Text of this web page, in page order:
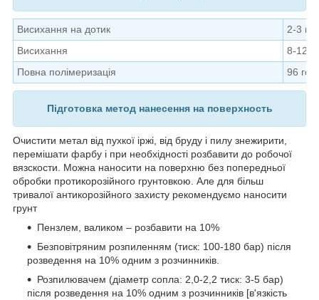
Висихання на дотик
2-3
Висихання
8-12
Повна полімеризація
96
Підготовка метод нанесення на поверхность
Очистити метал від пухкої іржі, від бруду і пилу знежирити,
перемішати фарбу і при необхідності розбавити до робочої
вязскости. Можна наносити на поверхню без попередньої
обробки протикорозійного грунтовкою. Але для більш
тривалої антикорозійного захисту рекомендуємо наносити
грунт
Пензлем, валиком – розбавити на 10%
Безповітряним розпиленням (тиск: 100-180 бар) після
розведення на 10% одним з розчинників.
Розпилювачем (діаметр сопла: 2,0-2,2 тиск: 3-5 бар)
після розведення на 10% одним з розчинників [в'язкість